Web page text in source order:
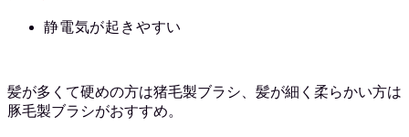
静電気が起きやすい
髪が多くて硬めの方は猪毛製ブラシ、髪が細く柔らかい方は
豚毛製ブラシがおすすめ。